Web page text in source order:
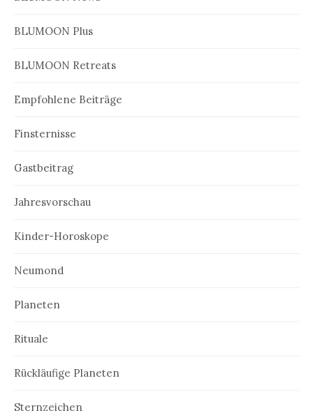
BLUMOON Plus
BLUMOON Retreats
Empfohlene Beiträge
Finsternisse
Gastbeitrag
Jahresvorschau
Kinder-Horoskope
Neumond
Planeten
Rituale
Rückläufige Planeten
Sternzeichen